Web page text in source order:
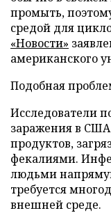
промыть,
средой для
«Новости»
американского
Подобная
Исследователи
заражения в США
продуктов,
фекалиями.
людьми
требуется
внешней среде.